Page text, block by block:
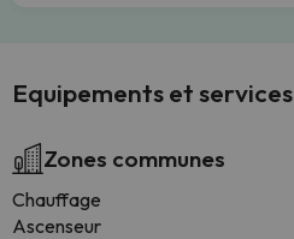
Equipements et services
Zones communes
Chauffage
Ascenseur